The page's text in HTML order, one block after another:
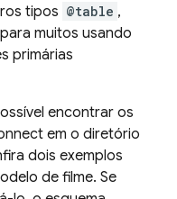
tipos @table ,
muitos usando
primárias
encontrar os
em o diretório
dois exemplos
de filme. Se